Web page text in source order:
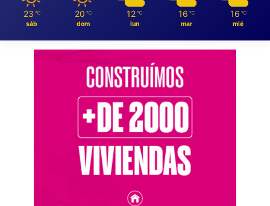
23 ℃
sáb
20 ℃
dom
12 ℃
lun
16 ℃
mar
16 ℃
mié